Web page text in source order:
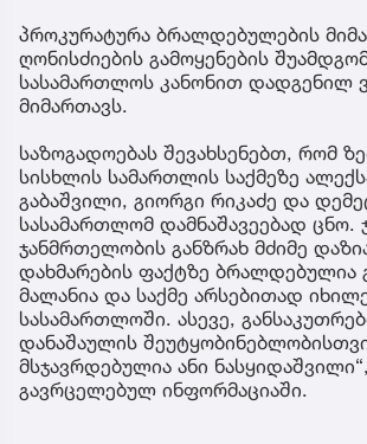
პროკურატურა ბრალდებულების
ღონისძიების გამოყენების
სასამართლოს კანონით დადგენილ
მიმართავს.
საზოგადოებას შევახსენებთ, რომ
სისხლის სამართლის საქმეზე
გაბაშვილი, გიორგი რიკაძე და
სასამართლომ დამნაშავეებად ცნო.
ჯანმრთელობის განზრახ მძიმე
დახმარების ფაქტზე ბრალდებულია
მალანია და საქმე არსებითად
სასამართლოში. ასევე,
დანაშაულის
მსჯავრდებულია ანი
გავრცელებულ ინფორმაციაში.